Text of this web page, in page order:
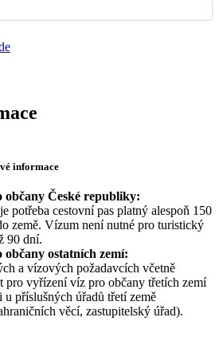
informace
občany České republiky:
potřeba cestovní pas platný alespoň 150
země. Vízum není nutné pro turistický
90 dní.
ostatních zemí:
a vízových požadavcích včetně
pro vyřízení víz pro občany třetích zemí
u příslušných úřadů třetí země
věcí, zastupitelský úřad).